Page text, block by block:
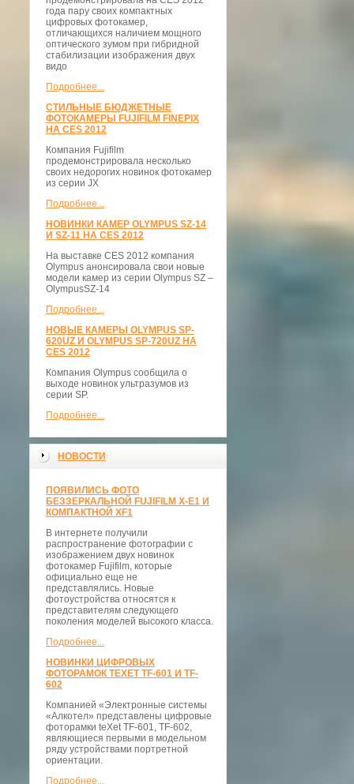
года пару своих компактных
цифровых фотокамер,
отличающихся наличием мощного
оптического зумом при гибридной
стабилизации изображения двух
видо
Подробнее...
СТИЛЬНЫЕ БЮДЖЕТНЫЕ
ФОТОКАМЕРЫ FUJIFILM FINEPIX
НА CES 2012
Компания Fujifilm
продемонстрировала несколько
своих недорогих новинок фотокамер
из серии JX
Подробнее...
НОВИНКИ КАМЕР OLYMPUS SZ-14
И SZ-11 НА CES 2012
На выставке CES 2012 компания
Olympus анонсировала свои новые
модели камер из серии Olympus SZ –
OlympusSZ-14
Подробнее...
НОВЫЕ КАМЕРЫ OLYMPUS SP-
620UZ И OLYMPUS SP-720UZ НА
CES 2012
Компания Olympus сообщила о
выходе новинок ультразумов из
серии SP.
Подробнее...
НОВОСТИ
ПОЯВИЛИСЬ ФОТО
БЕЗЗЕРКАЛЬНОЙ FUJIFILM X-E1 И
КОМПАКТНОЙ XF1
В интернете получили
распространение фотографии с
изображением двух новинок
фотокамер Fujifilm, которые
официально еще не
представлялись. Новые
фотоустройства относятся к
представителям следующего
поколения моделей высокого класса.
Подробнее...
НОВИНКИ ЦИФРОВЫХ
ФОТОРАМОК TEXET TF-601 И TF-
602
Компанией «Электронные системы
«Алкотел» представлены цифровые
фоторамки teXet TF-601, TF-602,
являющиеся первыми в модельном
ряду устройствами портретной
ориентации.
Подробнее...